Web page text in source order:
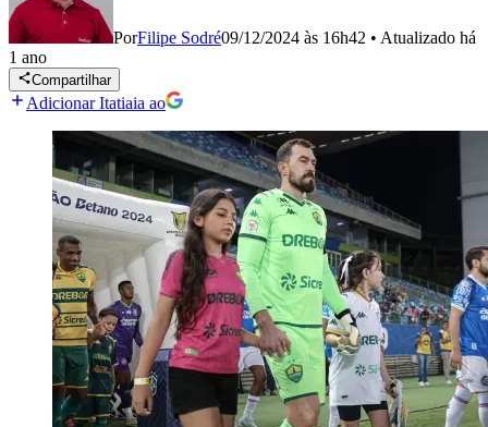
PorFilipe Sodré09/12/2024 às 16h42 • Atualizado há
1 ano
Compartilhar
Adicionar Itatiaia ao